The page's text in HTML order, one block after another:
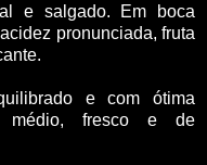
e salgado. Em boca
pronunciada, fruta
e com ótima
médio, fresco e de